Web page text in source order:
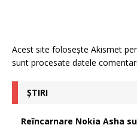
Acest site folosește Akismet
sunt procesate datele
ȘTIRI
Reîncarnare Nokia Asha